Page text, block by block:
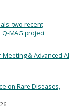
two recent
MAG project
Meeting & Advanced AI
on Rare Diseases,